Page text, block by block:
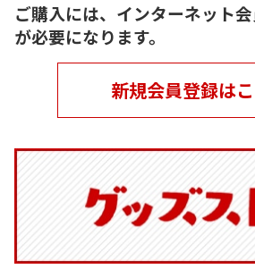
ご購入には、インターネット会
が必要になります。
新規会員登録は